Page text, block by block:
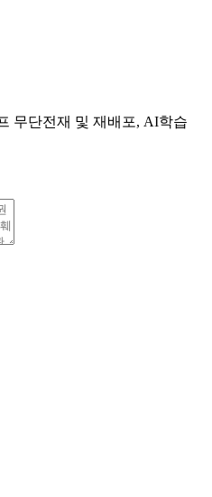
무단전재 및 재배포, AI학습